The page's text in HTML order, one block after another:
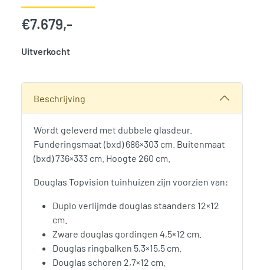
€7.679,-
Uitverkocht
Beschrijving
Wordt geleverd met dubbele glasdeur.
Funderingsmaat (bxd) 686×303 cm. Buitenmaat
(bxd) 736×333 cm. Hoogte 260 cm.
Douglas Topvision tuinhuizen zijn voorzien van:
Duplo verlijmde douglas staanders 12×12
cm.
Zware douglas gordingen 4,5×12 cm.
Douglas ringbalken 5,3×15,5 cm.
Douglas schoren 2,7×12 cm.